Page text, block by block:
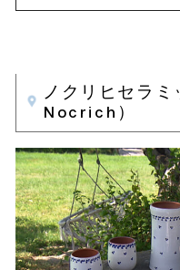
ノクリヒセラ
Nocrich）